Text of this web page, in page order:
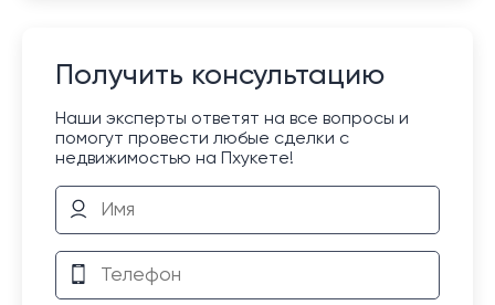
Получить консультацию
Наши эксперты ответят на все вопросы и
помогут провести любые сделки с
недвижимостью на Пхукете!